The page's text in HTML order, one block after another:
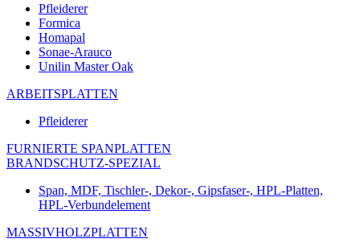
Pfleiderer
Formica
Homapal
Sonae-Arauco
Unilin Master Oak
ARBEITSPLATTEN
Pfleiderer
FURNIERTE SPANPLATTEN
BRANDSCHUTZ-SPEZIAL
Span, MDF, Tischler-, Dekor-, Gipsfaser-, HPL-Platten,
HPL-Verbundelement
MASSIVHOLZPLATTEN